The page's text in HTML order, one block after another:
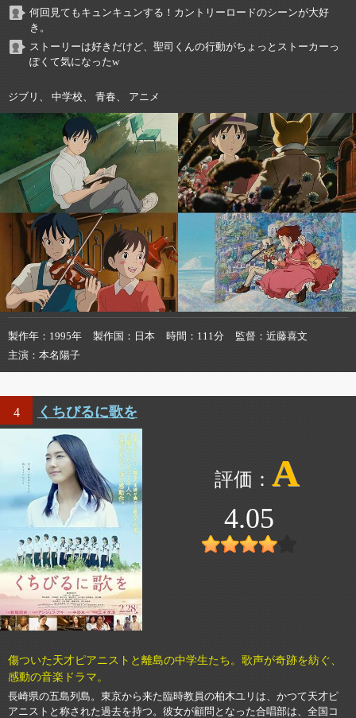
何回見てもキュンキュンする！カントリーロードのシーンが大好
き。
ストーリーは好きだけど、聖司くんの行動がちょっとストーカーっ
ぽくて気になったw
ジブリ、 中学校、 青春、 アニメ
製作年 1995年 製作国 日本 時間 111分 監督
近藤喜文
主演
本名陽子
4 くちびるに歌を
A
4.05
傷ついた天才ピアニストと離島の中学生たち。歌声が奇跡を紡ぐ、
感動の音楽ドラマ。
長崎県の五島列島。東京から来た臨時教員の柏木ユリは、かつて天才ピ
アニストと称された過去を持つ。彼女が顧問となった合唱部は、全国コ